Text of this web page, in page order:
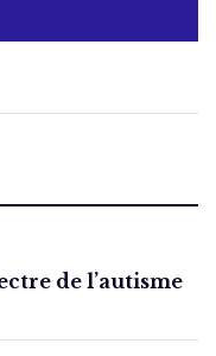
de l’autisme